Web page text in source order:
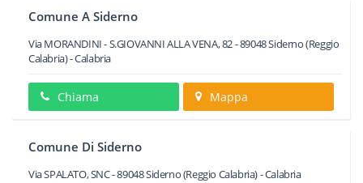
Comune A Siderno
Via MORANDINI - S.GIOVANNI ALLA VENA, 82-89048Siderno(Reggio
Calabria) -Calabria
Chiama Mappa
Comune Di Siderno
Via SPALATO, SNC-89048Siderno(Reggio Calabria) -Calabria